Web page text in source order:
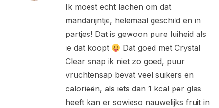
Ik moest echt lachen om dat
mandarijntje, helemaal geschild en in
partjes! Dat is gewoon pure luiheid als
je dat koopt
Dat goed met Crystal
Clear snap ik niet zo goed, puur
vruchtensap bevat veel suikers en
calorieën, als iets dan 1 kcal per glas
heeft kan er sowieso nauwelijks fruit in